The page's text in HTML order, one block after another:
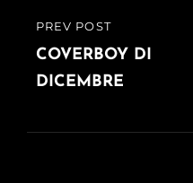
PREVIOUS
POST
PREV POST
COVERBOY DI
DICEMBRE